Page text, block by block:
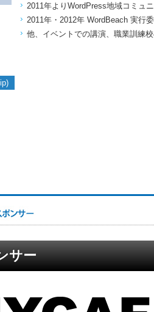
2011年よりWordPress地域コミュ
2011年・2012年 WordBeach 実行
他、イベントでの講演、職業訓練
サー